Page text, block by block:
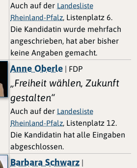
Auch auf der Landesliste
Rheinland-Pfalz , Listenplatz 6.
Die Kandidatin wurde mehrfach
angeschrieben, hat aber bisher
keine Angaben gemacht.
Anne Oberle | FDP
„Freiheit wählen, Zukunft
gestalten“
Auch auf der Landesliste
Rheinland-Pfalz , Listenplatz 12.
Die Kandidatin hat alle Eingaben
abgeschlossen.
Barbara Schwarz |